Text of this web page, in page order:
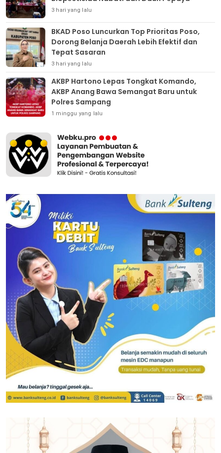
3 hari yang lalu
BKAD Poso Luncurkan Top Prioritas Poso,
Dorong Belanja Daerah Lebih Efektif dan
Tepat Sasaran
3 hari yang lalu
AKBP Hartono Lepas Tongkat Komando,
AKBP Anang Bawa Semangat Baru untuk
Polres Sampang
1 minggu yang lalu